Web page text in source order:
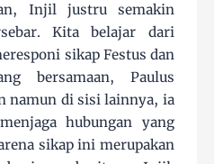
Injil justru semakin
Kita belajar dari
sikap Festus dan
bersamaan, Paulus
namun di sisi lainnya, ia
hubungan yang
sikap ini merupakan